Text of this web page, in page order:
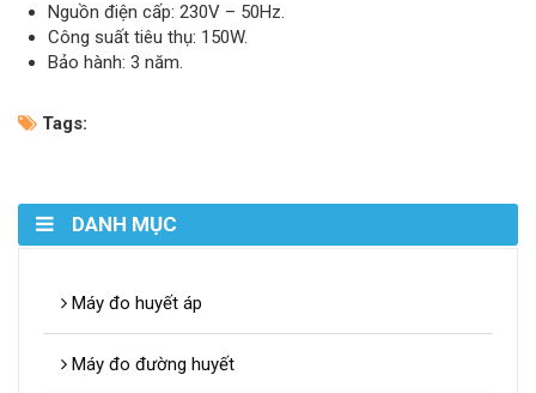
Nguồn điện cấp: 230V – 50Hz.
Công suất tiêu thụ: 150W.
Bảo hành: 3 năm.
Tags:
DANH MỤC
Máy đo huyết áp
Máy đo đường huyết